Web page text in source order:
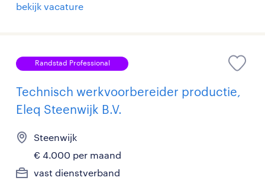
bekijk vacature
Randstad Professional
Technisch werkvoorbereider productie,
Eleq Steenwijk B.V.
Steenwijk
€ 4.000 per maand
vast dienstverband